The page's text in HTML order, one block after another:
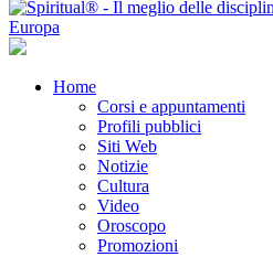
Home
Corsi e appuntamenti
Profili pubblici
Siti Web
Notizie
Cultura
Video
Oroscopo
Promozioni